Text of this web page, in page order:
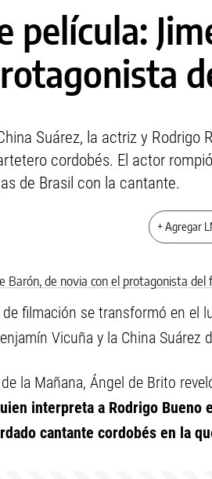
película:
Suárez, la actriz y Rodrigo
cordobés. El actor
de Brasil con la cantante.
+ Agregar
de filmación se transformó en el
Vicuña y la China Suárez
la Mañana, Ángel de Brito
interpreta a Rodrigo
cantante cordobés en la